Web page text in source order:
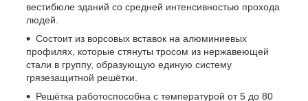
вестибюле зданий со средней интенсивностью прохода
людей.
Состоит из ворсовых вставок на алюминиевых
профилях, которые стянуты тросом из нержавеющей
стали в группу, образующую единую систему
грязезащитной решётки.
Решётка работоспособна с температурой от 5 до 80